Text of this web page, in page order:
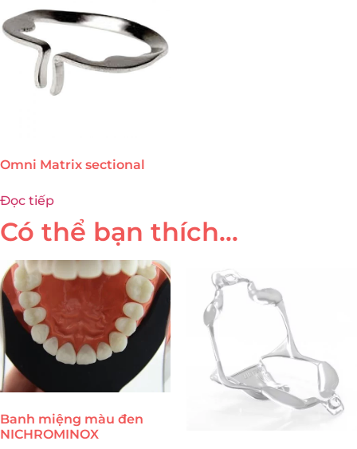
Omni Matrix sectional
Đọc tiếp
Có thể bạn thích…
Banh miệng màu đen
NICHROMINOX